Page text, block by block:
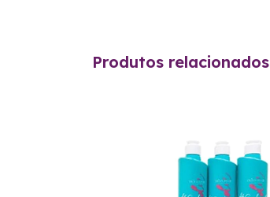
Produtos relacionados